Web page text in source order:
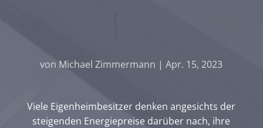
von Michael Zimmermann |Apr. 15, 2023
Viele Eigenheimbesitzer denken angesichts der
steigenden Energiepreise darüber nach, ihre